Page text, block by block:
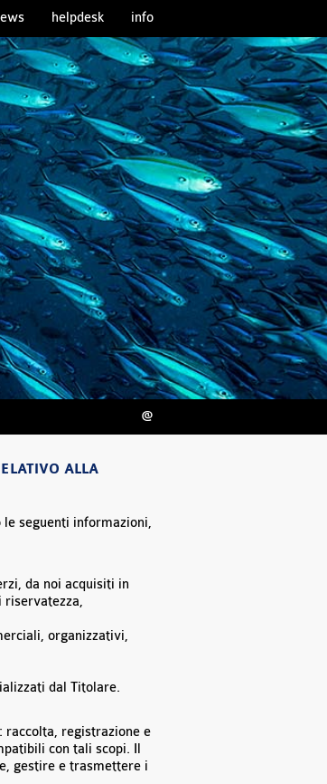
helpdesk info
@
ALLA
le seguenti informazioni,
da noi acquisiti in
riservatezza,
organizzativi,
dal Titolare.
raccolta, registrazione e
con tali scopi. Il
gestire e trasmettere i